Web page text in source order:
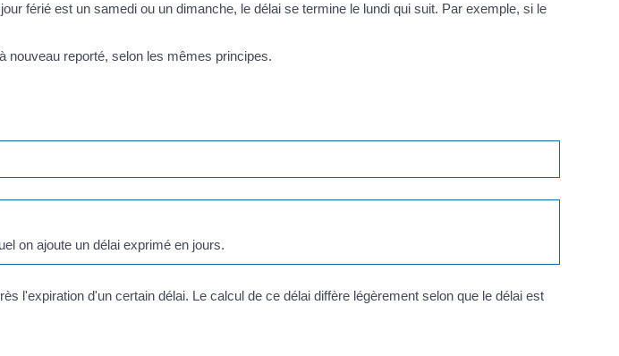
férié est un samedi ou un dimanche, le délai se termine le lundi qui suit. Par exemple, si le
nouveau reporté, selon les mêmes principes.
on ajoute un délai exprimé en jours.
l'expiration d'un certain délai. Le calcul de ce délai diffère légèrement selon que le délai est